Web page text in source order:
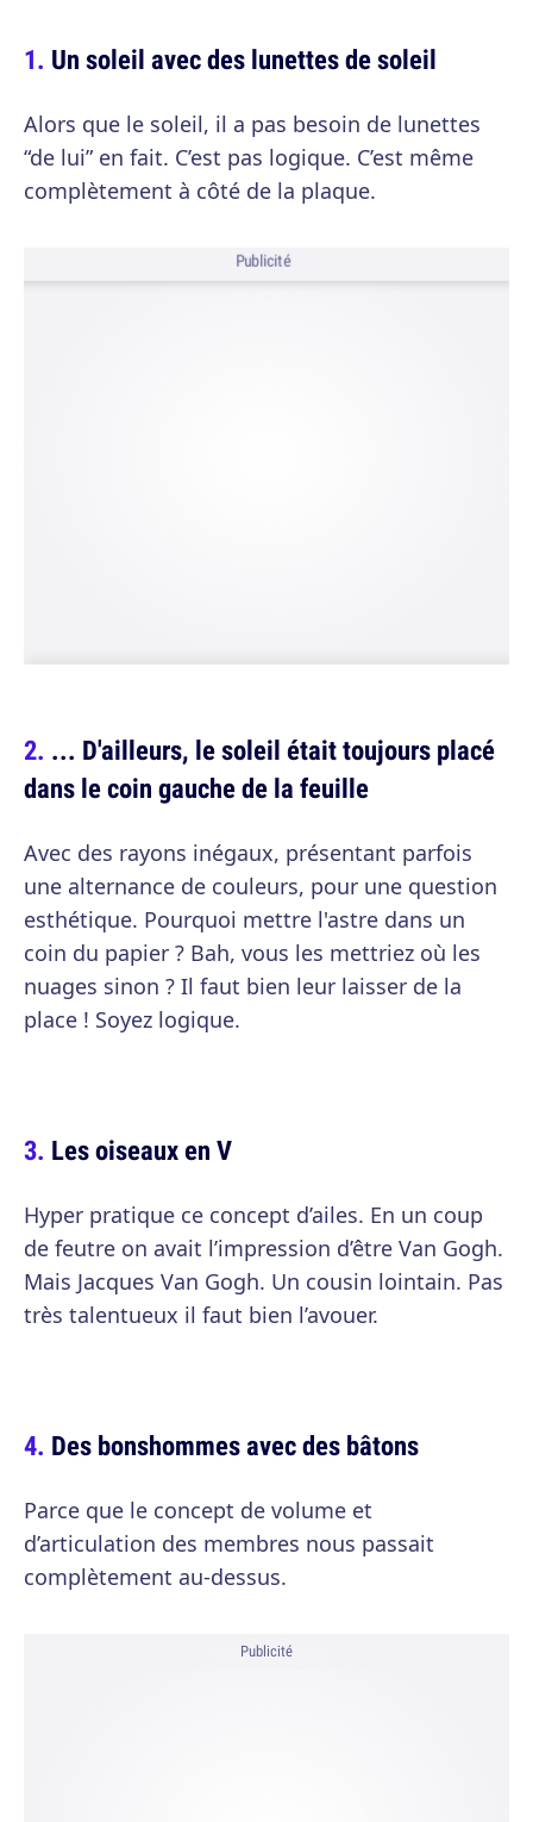
Un soleil avec des lunettes de soleil
Alors que le soleil, il a pas besoin de lunettes
“de lui” en fait. C’est pas logique. C’est même
complètement à côté de la plaque.
Publicité
... D'ailleurs, le soleil était toujours placé
dans le coin gauche de la feuille
Avec des rayons inégaux, présentant parfois
une alternance de couleurs, pour une question
esthétique. Pourquoi mettre l'astre dans un
coin du papier ? Bah, vous les mettriez où les
nuages sinon ? Il faut bien leur laisser de la
place ! Soyez logique.
Les oiseaux en V
Hyper pratique ce concept d’ailes. En un coup
de feutre on avait l’impression d’être Van Gogh.
Mais Jacques Van Gogh. Un cousin lointain. Pas
très talentueux il faut bien l’avouer.
Des bonshommes avec des bâtons
Parce que le concept de volume et
d’articulation des membres nous passait
complètement au-dessus.
Publicité